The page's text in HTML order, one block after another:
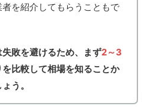
を紹介してもらうこともで
失敗を避けるため、まず2～3
比較して相場を知ることか
う。